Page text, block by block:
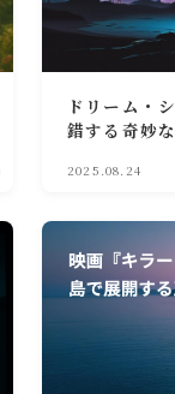
ドリーム・
錯する奇妙
2025.08.24